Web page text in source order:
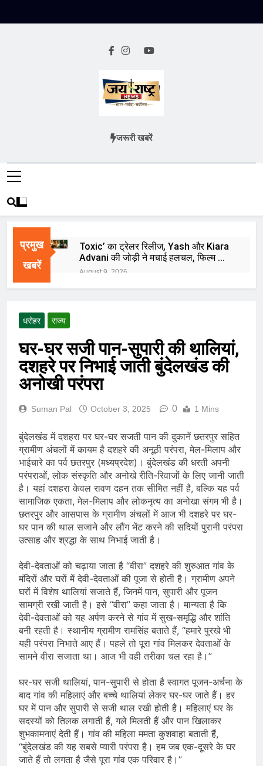
Jai Rashtra
हिंदी समाचार
जरूरी खबरें
प्रमुख
खबरें
Toxic’ का ट्रेलर रिलीज, Yash और Kiara
Advani की जोड़ी ने मचाई हलचल, फिल्म को
लेकर बढ़ी दर्शकों की उत्सुकता
August 9, 2026
आरोप
August 9, 2026
राष्ट्रीय | Heavy Rain Alert: दिल्ली-NCR
समेत कई राज्यों में भारी बारिश का अलर्ट,
Kerala और Odisha में भी बढ़ी चिंता
August 8, 2026
सोने के भाव में तेजी, 18K, 22K और 24K
राष्ट्रीय | रांची में छात्र आंदोलन के दौरान
AISA अध्यक्ष नेहा बोरा पर फेंकी गई स्याही,
आरोपी हिरासत में
August 8, 2026
| World U20 Athletics: भारत का खाता
खुला, Ashish Yadav ने पुरुषों की Javelin
में जीता Silver Medal
August 8, 2026
खेल | Commonwealth Games 2026:
भारत ने 39 पदकों के साथ अभियान चौथे
स्थान पर समाप्त किया
August 8, 2026
तिरंगा’ अभियान और सांस्कृतिक कार्यक्रमों की
तैयारियाँ तेज़
August 7, 2026
IMD ने कई राज्यों में भारी बारिश और बाढ़ की
चेतावनी जारी की, उत्तर भारत और पूर्वोत्तर में
हाई अलर्ट
August 7, 2026
धरोहर राज्य
घर-घर सजी पान-सुपारी की थालियां,
दशहरे पर निभाई जाती बुंदेलखंड की
अनोखी परंपरा
Suman Pal October 3, 2025 0 1 Mins
बुंदेलखंड में दशहरा पर घर-घर सजती पान की दुकानें छतरपुर सहित
ग्रामीण अंचलों में कायम है दशहरे की अनूठी परंपरा, मेल-मिलाप और
भाईचारे का पर्व छतरपुर (मध्यप्रदेश)। बुंदेलखंड की धरती अपनी
परंपराओं, लोक संस्कृति और अनोखे रीति-रिवाजों के लिए जानी जाती
है। यहां दशहरा केवल रावण दहन तक सीमित नहीं है, बल्कि यह पर्व
सामाजिक एकता, मेल-मिलाप और लोकनृत्य का अनोखा संगम भी है।
छतरपुर और आसपास के ग्रामीण अंचलों में आज भी दशहरे पर घर-
घर पान की थाल सजाने और लौंग भेंट करने की सदियों पुरानी परंपरा
उत्साह और श्रद्धा के साथ निभाई जाती है।
देवी-देवताओं को चढ़ाया जाता है “वीरा” दशहरे की शुरुआत गांव के
मंदिरों और घरों में देवी-देवताओं की पूजा से होती है। ग्रामीण अपने
घरों में विशेष थालियां सजाते हैं, जिनमें पान, सुपारी और पूजन
सामग्री रखी जाती है। इसे “वीरा” कहा जाता है। मान्यता है कि
देवी-देवताओं को यह अर्पण करने से गांव में सुख-समृद्धि और शांति
बनी रहती है। स्थानीय ग्रामीण रामसिंह बताते हैं, “हमारे पुरखे भी
यही परंपरा निभाते आए हैं। पहले तो पूरा गांव मिलकर देवताओं के
सामने वीरा सजाता था। आज भी वही तरीका चल रहा है।”
घर-घर सजी थालियां, पान-सुपारी से होता है स्वागत पूजन-अर्चना के
बाद गांव की महिलाएं और बच्चे थालियां लेकर घर-घर जाते हैं। हर
घर में पान और सुपारी से सजी थाल रखी होती है। महिलाएं घर के
सदस्यों को तिलक लगाती हैं, गले मिलती हैं और पान खिलाकर
शुभकामनाएं देती हैं। गांव की महिला ममता कुशवाहा बताती हैं,
“बुंदेलखंड की यह सबसे प्यारी परंपरा है। हम जब एक-दूसरे के घर
जाते हैं तो लगता है जैसे पूरा गांव एक परिवार है।”